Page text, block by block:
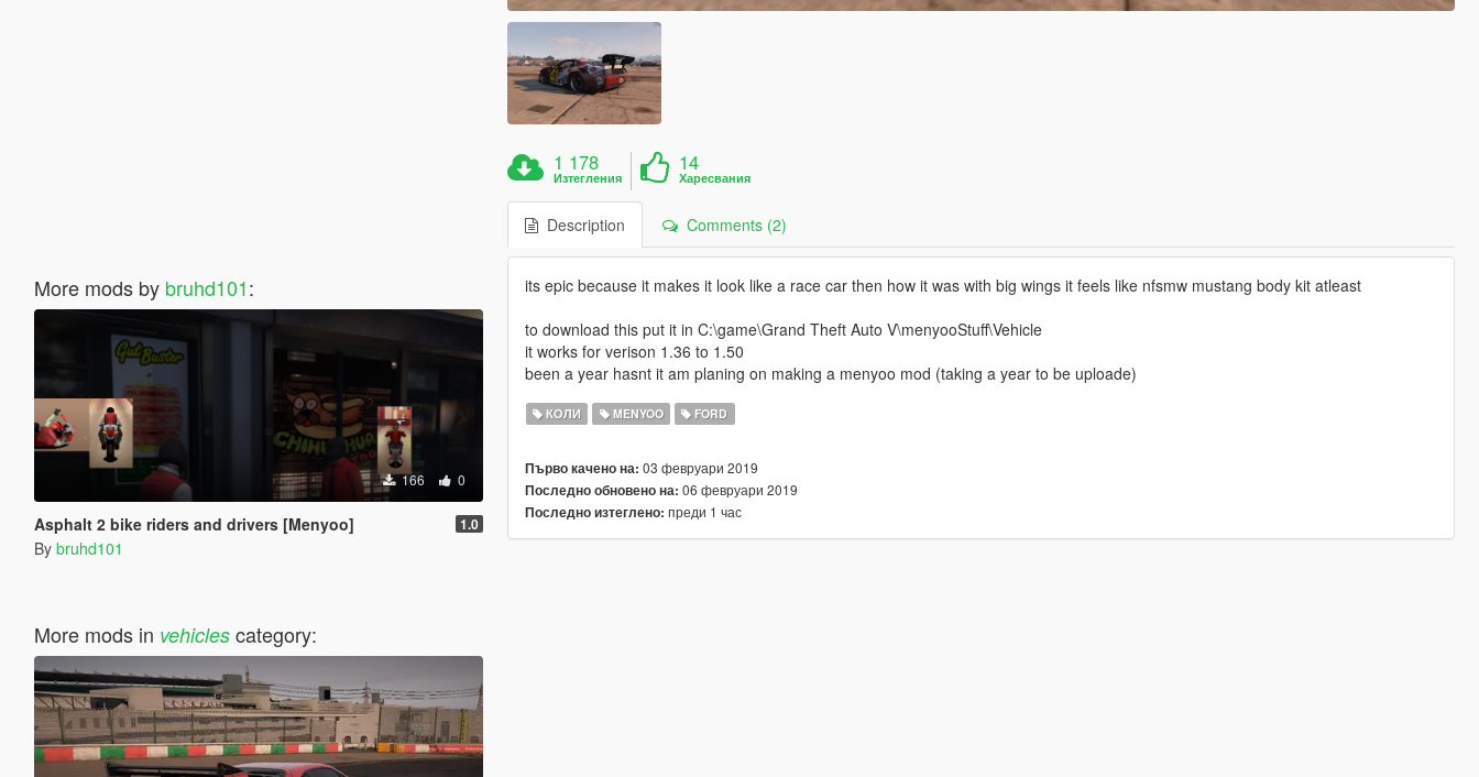
More mods by bruhd101:
166 0
Asphalt 2 bike riders and drivers [Menyoo] 1.0
By bruhd101
More mods in vehiclescategory:
1 178
Изтегления
14
Харесвания
Description Comments (2)
its epic because it makes it look like a race car then how it was with big wings it feels like nfsmw mustang body kit atleast
to download this put it in C:\game\Grand Theft Auto V\menyooStuff\Vehicle
it works for verison 1.36 to 1.50
been a year hasnt it am planing on making a menyoo mod (taking a year to be uploade)
КОЛИ MENYOO FORD
Първо качено на: 03 февруари 2019
Последно обновено на: 06 февруари 2019
Последно изтеглено: преди 1 час